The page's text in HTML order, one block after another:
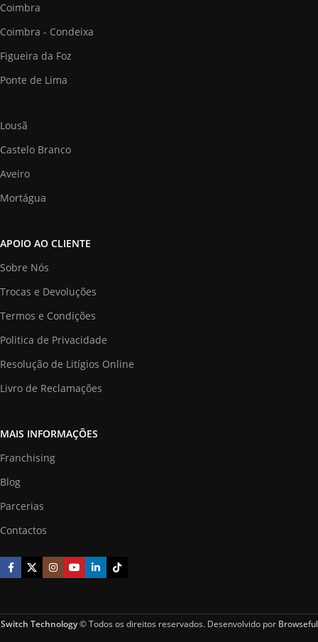
Coimbra
Coimbra - Condeixa
Figueira da Foz
Ponte de Lima
Lousã
Castelo Branco
Aveiro
Mortágua
APOIO AO CLIENTE
Sobre Nós
Trocas e Devoluções
Termos e Condições
Politica de Privacidade
Resolução de Litígios Online
Livro de Reclamações
MAIS INFORMAÇÕES
Franchising
Blog
Parcerias
Contactos
Switch Technology© Todos os direitos reservados. Desenvolvido por Browseful